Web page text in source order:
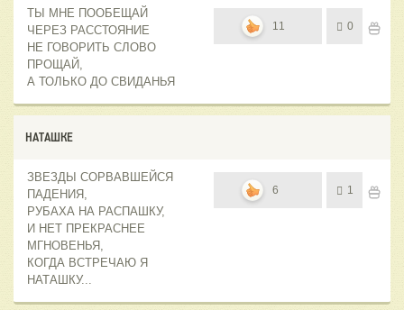
ТЫ МНЕ ПООБЕЩАЙ
ЧЕРЕЗ РАССТОЯНИЕ
НЕ ГОВОРИТЬ СЛОВО
ПРОЩАЙ,
А ТОЛЬКО ДО СВИДАНЬЯ
11 0
НАТАШКЕ
ЗВЕЗДЫ СОРВАВШЕЙСЯ
ПАДЕНИЯ,
РУБАХА НА РАСПАШКУ,
И НЕТ ПРЕКРАСНЕЕ
МГНОВЕНЬЯ,
КОГДА ВСТРЕЧАЮ Я
НАТАШКУ...
6 1